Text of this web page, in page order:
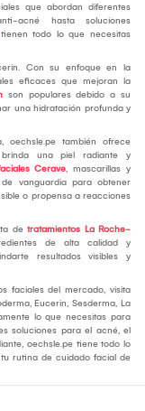
que abordan diferentes
acné hasta soluciones
tienen todo lo que necesitas
Con su enfoque en la
eficaces que mejoran la
son populares debido a su
una hidratación profunda y
oechsle.pe también ofrece
una piel radiante y
Cerave, mascarillas y
vanguardia para obtener
o propensa a reacciones
de tratamientos La Roche-
de alta calidad y
resultados visibles y
faciales del mercado, visita
Eucerin, Sesderma, La
lo que necesitas para
soluciones para el acné, el
oechsle.pe tiene todo lo
rutina de cuidado facial de